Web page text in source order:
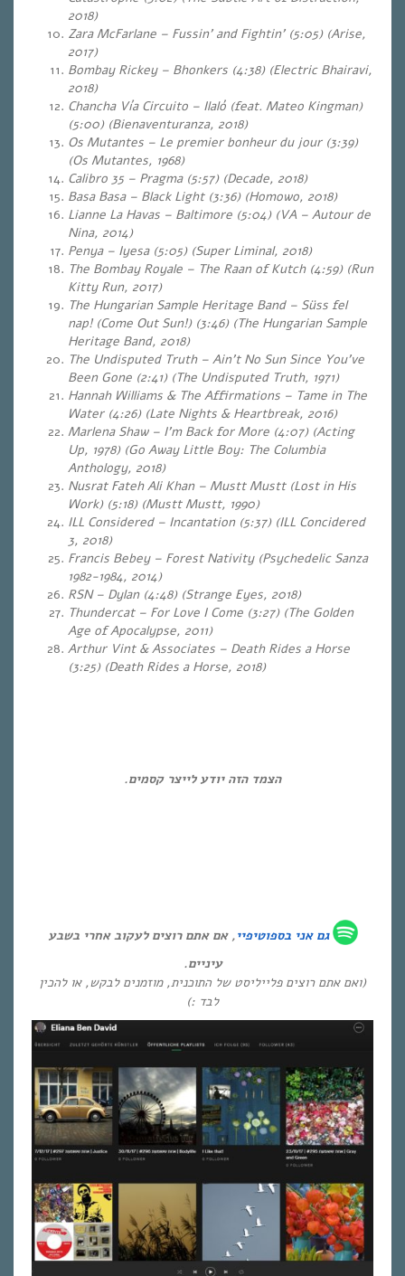
2018)
Zara McFarlane – Fussin’ and Fightin’ (5:05) (Arise,
2017)
Bombay Rickey – Bhonkers (4:38) (Electric Bhairavi,
2018)
Chancha Vía Circuito – Ilaló (feat. Mateo Kingman)
(5:00) (Bienaventuranza, 2018)
Os Mutantes – Le premier bonheur du jour (3:39)
(Os Mutantes, 1968)
Calibro 35 – Pragma (5:57) (Decade, 2018)
Basa Basa – Black Light (3:36) (Homowo, 2018)
Lianne La Havas – Baltimore (5:04) (VA – Autour de
Nina, 2014)
Penya – Iyesa (5:05) (Super Liminal, 2018)
The Bombay Royale – The Raan of Kutch (4:59) (Run
Kitty Run, 2017)
The Hungarian Sample Heritage Band – Süss fel
nap! (Come Out Sun!) (3:46) (The Hungarian Sample
Heritage Band, 2018)
The Undisputed Truth – Ain’t No Sun Since You’ve
Been Gone (2:41) (The Undisputed Truth, 1971)
Hannah Williams & The Affirmations – Tame in The
Water (4:26) (Late Nights & Heartbreak, 2016)
Marlena Shaw – I’m Back for More (4:07) (Acting
Up, 1978) (Go Away Little Boy: The Columbia
Anthology, 2018)
Nusrat Fateh Ali Khan – Mustt Mustt (Lost in His
Work) (5:18) (Mustt Mustt, 1990)
ILL Considered – Incantation (5:37) (ILL Concidered
3, 2018)
Francis Bebey – Forest Nativity (Psychedelic Sanza
1982-1984, 2014)
RSN – Dylan (4:48) (Strange Eyes, 2018)
Thundercat – For Love I Come (3:27) (The Golden
Age of Apocalypse, 2011)
Arthur Vint & Associates – Death Rides a Horse
(3:25) (Death Rides a Horse, 2018)
הצמד הזה יודע לייצר קסמים.
גם אני בספוטיפיי, אם אתם רוצים לעקוב אחרי בשבע
עיניים.
(ואם אתם רוצים פלייליסט של התוכנית, מוזמנים לבקש, או להכין
לבד :)